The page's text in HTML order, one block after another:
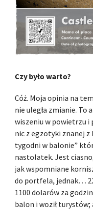
Czy było warto?
Cóż. Moja opinia na
nie uległa zmianie. To
wiszeniu w powietrzu i
nic z egzotyki znanej z
tygodni w balonie”
nastolatek. Jest
jak wspomniane
do portfela, jednak…
1100 dolarów za
balon i woził turystów;